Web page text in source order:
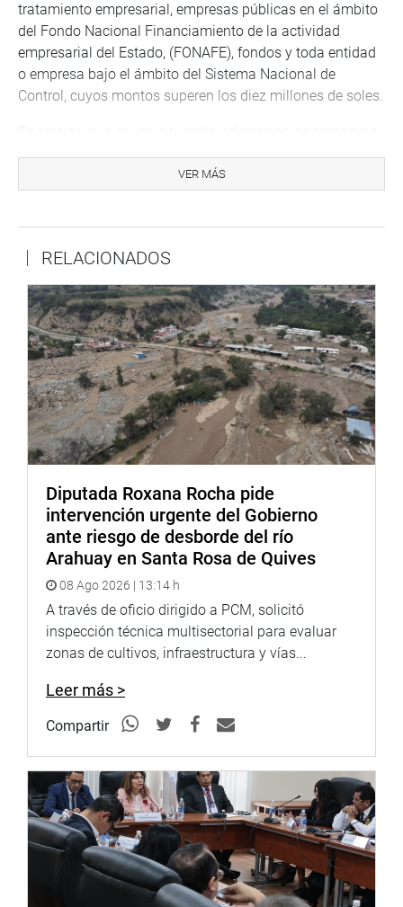
tratamiento empresarial, empresas públicas en el ámbito
del Fondo Nacional Financiamiento de la actividad
empresarial del Estado, (FONAFE), fondos y toda entidad
o empresa bajo el ámbito del Sistema Nacional de
Control, cuyos montos superen los diez millones de soles.
partir de ello se advierte un posible perjuicio al Estado, por
la no adopción oportuna de las acciones preventivas y
correctivas que correspondían, los órganos del Sistema
identificación de las responsabilidades en los
funcionarios y servidores públicos que generaron el
referido perjuicio.
El congresista Aguinaga solicitó a la Presidencia del
Congreso que agilice la aprobación de esta norma para
otorgarle al Sistema Nacional de Control las herramientas
que le permiten ejercer su labor y garantizar el uso
correcto y transparente de los recursos del Estado.
Despacho del congresista Alejandro Aguinaga
VER MÁS
RELACIONADOS
Diputada Roxana Rocha pide
intervención urgente del Gobierno
ante riesgo de desborde del río
Arahuay en Santa Rosa de Quives
08 Ago 2026 | 13:14 h
A través de oficio dirigido a PCM, solicitó
inspección técnica multisectorial para evaluar
zonas de cultivos, infraestructura y vías...
Leer más >
Compartir